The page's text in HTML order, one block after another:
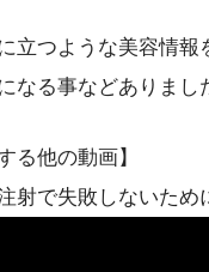
立つような美容情報
なる事などありま
る他の動画】
射で失敗しないた